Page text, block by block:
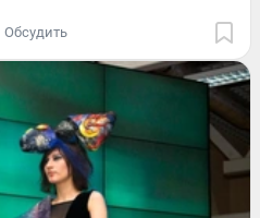
Обсудить